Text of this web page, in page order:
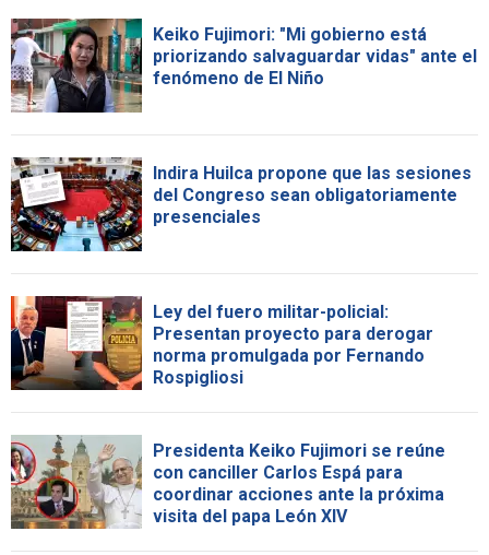
Keiko Fujimori: "Mi gobierno está
priorizando salvaguardar vidas" ante el
fenómeno de El Niño
Indira Huilca propone que las sesiones
del Congreso sean obligatoriamente
presenciales
Ley del fuero militar-policial:
Presentan proyecto para derogar
norma promulgada por Fernando
Rospigliosi
Presidenta Keiko Fujimori se reúne
con canciller Carlos Espá para
coordinar acciones ante la próxima
visita del papa León XIV